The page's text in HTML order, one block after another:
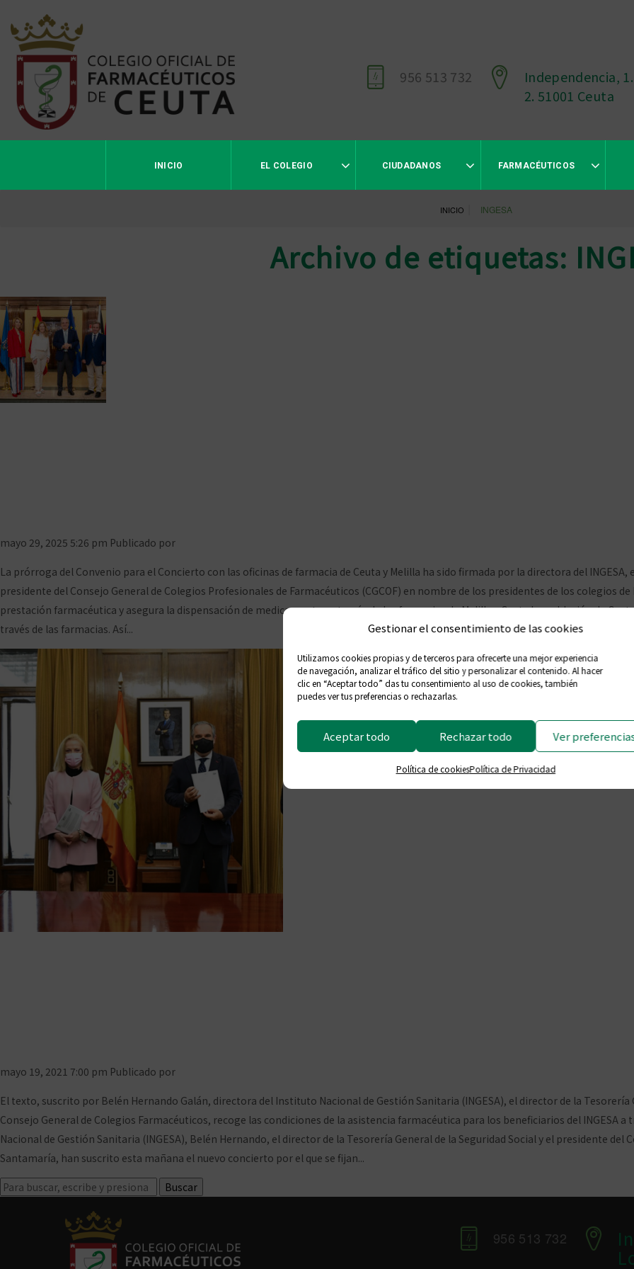
Gestionar el consentimiento de las cookies
Utilizamos cookies propias y de terceros para ofrecerte una mejor experiencia
de navegación, analizar el tráfico del sitio y personalizar el contenido. Al hacer
clic en “Aceptar todo” das tu consentimiento al uso de cookies, también
puedes ver tus preferencias o rechazarlas.
Aceptar todo Rechazar todo Ver
Política de cookiesPolítica de Privacidad
956 513 732
Independencia,
2. 51001 Ceuta
INICIO EL COLEGIO CIUDADANOS FARMACÉUTICOS
INICIO INGESA
Archivo de etiquetas:
mayo 29, 2025 5:26 pm Publicado por
La prórroga del Convenio para el Concierto con las oficinas de farmacia de Ceuta y Melilla ha sido firmada por la directora del
presidente del Consejo General de Colegios Profesionales de Farmacéuticos (CGCOF) en nombre de los presidentes de los colegios
prestación farmacéutica y asegura la dispensación de medicamentos a través de las farmacias de Melilla y Ceuta La población de
través de las farmacias. Así...
mayo 19, 2021 7:00 pm Publicado por
El texto, suscrito por Belén Hernando Galán, directora del Instituto Nacional de Gestión Sanitaria (INGESA), el director de la Tesorería
Consejo General de Colegios Farmacéuticos, recoge las condiciones de la asistencia farmacéutica para los beneficiarios del INGESA
Nacional de Gestión Sanitaria (INGESA), Belén Hernando, el director de la Tesorería General de la Seguridad Social y el presidente del
Santamaría, han suscrito esta mañana el nuevo concierto por el que se fijan...
Buscar
956 513 732